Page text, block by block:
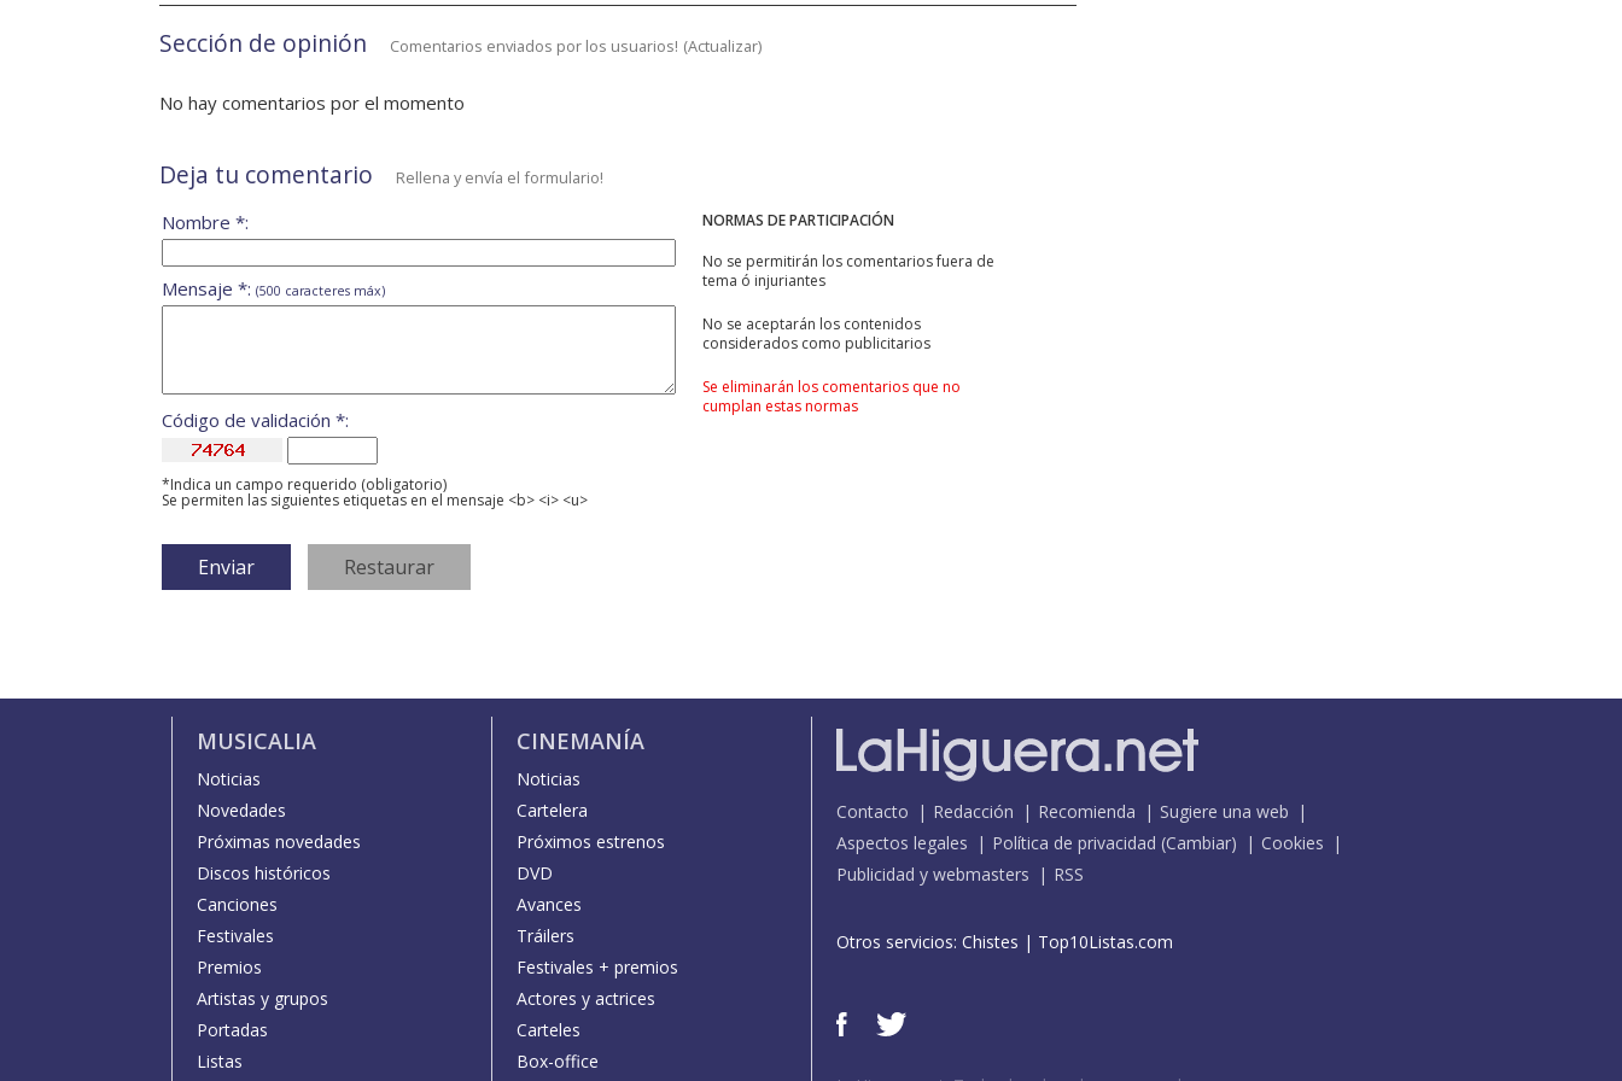
Sección de opinión Comentarios enviados por los usuarios! (Actualizar)
No hay comentarios por el momento
Deja tu comentario Rellena y envía el formulario!
NORMAS DE PARTICIPACIÓN
No se permitirán los comentarios fuera de
tema ó injuriantes
No se aceptarán los contenidos
considerados como publicitarios
Se eliminarán los comentarios que no
cumplan estas normas
Nombre *:
Mensaje *: (500 caracteres máx)
Código de validación *:
*Indica un campo requerido (obligatorio)
Se permiten las siguientes etiquetas en el mensaje <b> <i> <u>
MUSICALIA
Noticias
Novedades
Próximas novedades
Discos históricos
Canciones
Festivales
Premios
Artistas y grupos
Portadas
Listas
CINEMANÍA
Noticias
Cartelera
Próximos estrenos
DVD
Avances
Tráilers
Festivales + premios
Actores y actrices
Carteles
Box-office
Contacto Redacción Recomienda
Sugiere una web
Aspectos legales
Política de privacidad (Cambiar)
Cookies
Publicidad y webmasters
RSS
Otros servicios: Chistes | Top10Listas.com